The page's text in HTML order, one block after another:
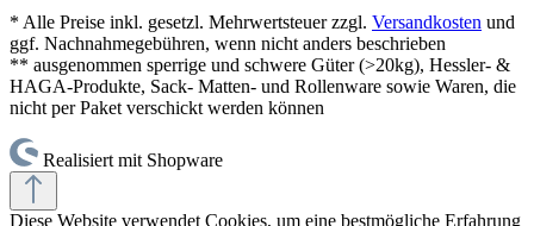
* Alle Preise inkl. gesetzl. Mehrwertsteuer zzgl. Versandkosten und
ggf. Nachnahmegebühren, wenn nicht anders beschrieben
** ausgenommen sperrige und schwere Güter (>20kg), Hessler- &
HAGA-Produkte, Sack- Matten- und Rollenware sowie Waren, die
nicht per Paket verschickt werden können
Realisiert mit Shopware
Diese Website verwendet Cookies, um eine bestmögliche Erfahrung